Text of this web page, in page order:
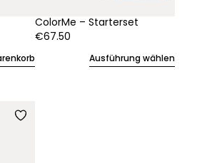
ColorMe – Starterset
€67.50
Ausführung wählen